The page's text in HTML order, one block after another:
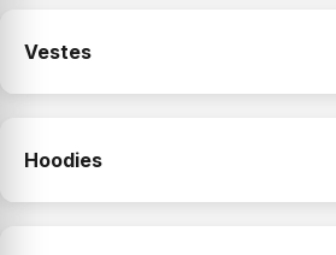
Vestes
Hoodies